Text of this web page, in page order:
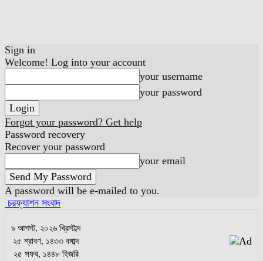
Sign in
Welcome! Log into your account
your username
your password
Forgot your password? Get help
Password recovery
Recover your password
your email
A password will be e-mailed to you.
চরফ্যাশন সংবাদ
৯ আগস্ট, ২০২৬ খ্রিস্টাব্দ
২৫ শ্রাবণ, ১৪৩৩ বঙ্গাব্দ
২৫ সফর, ১৪৪৮ হিজরি